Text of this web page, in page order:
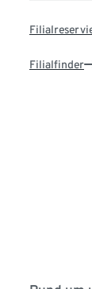
Filialfinder